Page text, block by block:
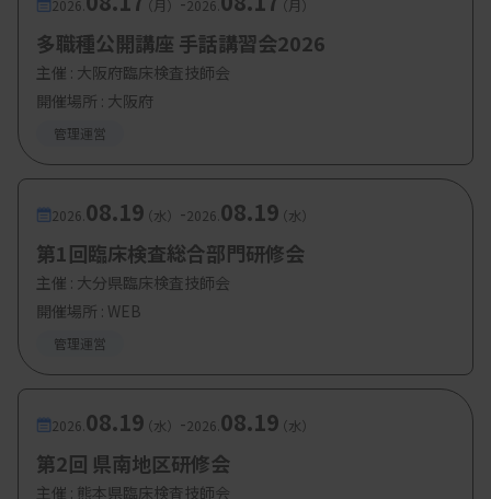
2026. （月） 2026. （月）
多職種公開講座 手話講習会2026
主催 : 大阪府臨床検査技師会
開催場所 : 大阪府
管理運営
2026. 08.19（水） -2026. 08.19（水）
第1回臨床検査総合部門研修会
主催 : 大分県臨床検査技師会
開催場所 : WEB
管理運営
2026. 08.19（水） -2026. 08.19（水）
第2回 県南地区研修会
主催 : 熊本県臨床検査技師会